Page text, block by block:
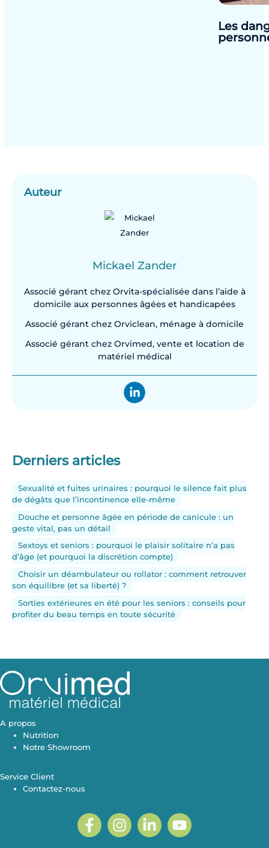
Les
Auteur
Mickael Zander
Associé gérant chez Orvita-spécialisée dans l’aide à
domicile aux personnes âgées et handicapées
Associé gérant chez Orviclean, ménage à domicile
Associé gérant chez Orvimed, vente et location de
matériel médical
Derniers articles
Sexualité et fuites urinaires : pourquoi le silence fait plus
de dégâts que l’incontinence elle-même
Douche et personne âgée en période de canicule : un
geste vital, pas un détail
Sextoys et seniors : pourquoi le plaisir solitaire n’a pas
d’âge (et pourquoi la discrétion compte)
Choisir un déambulateur ou rollator : comment retrouver
son équilibre (et sa liberté) ?
Sorties extérieures en été pour les seniors : conseils pour
profiter du beau temps en toute sécurité
A propos
Nutrition
Notre Showroom
Service Client
Contactez-nous